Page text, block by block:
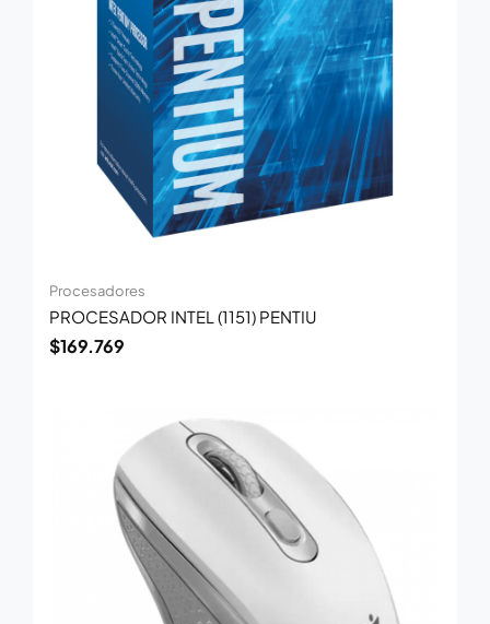
Procesadores
PROCESADOR INTEL (1151) PENTIU
$169.769